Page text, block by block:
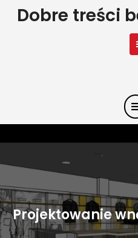
SkipDobre treści
Projektowanie